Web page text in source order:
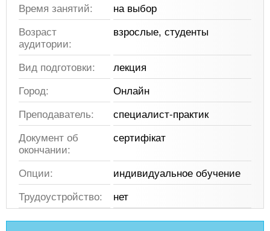
Время занятий:
на выбор
Возраст
аудитории:
взрослые, студенты
Вид подготовки:
лекция
Город:
Онлайн
Преподаватель:
специалист-практик
Документ об
окончании:
сертифікат
Опции:
индивидуальное обучение
Трудоустройство:
нет